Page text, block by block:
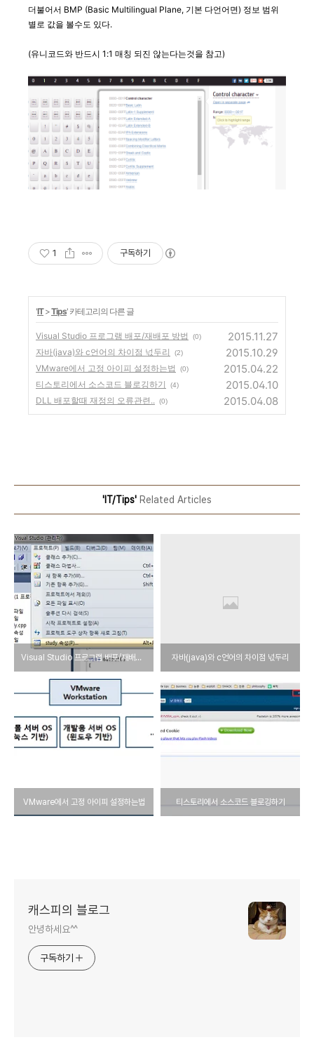
더불어서 BMP (Basic Multilingual Plane, 기본 다언어면) 정보 범위
별로 값을 볼수도 있다.
(유니코드와 반드시 1:1 매칭 되진 않는다는것을 참고)
1 구독하기
'IT>Tips' 카테고리의 다른 글
Visual Studio 프로그램 배포/재배포 방법 (0) 2015.11.27
자바(java)와 c언어의 차이점 넋두리 (2) 2015.10.29
VMware에서 고정 아이피 설정하는법 (0) 2015.04.22
티스토리에서 소스코드 블로깅하기 (4) 2015.04.10
DLL 배포할때 재정의 오류관련.. (0) 2015.04.08
'IT/Tips' Related Articles
Visual Studio 프로그램 배포/재배포 방법 자바(java)와 c언어의 차이점 넋두리
VMware에서 고정 아이피 설정하는법 티스토리에서 소스코드 블로깅하기
캐스피의 블로그
안녕하세요^^
구독하기